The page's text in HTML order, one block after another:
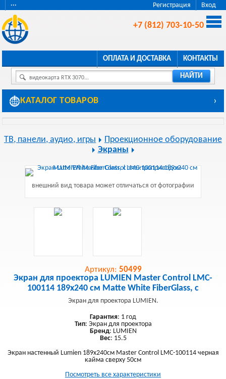
Регистрация Вход
···
+7 (812) 703-10-50
ОПЛАТА И ДОСТАВКА КОНТАКТЫ
видеокарта RTX 3070... НАЙТИ
КАТАЛОГ ТОВАРОВ ›
ТВ, панели, аудио, игры
Проекционное оборудование
Экраны
внешний вид товара может отличаться от фотографии
Артикул: 50499
Экран для проектора LUMIEN Master Control LMC-
100114 189x240 см Matte White FiberGlass, с
Экран для проектора LUMIEN.
Гарантия: 1 год
Тип: Экран для проектора
Бренд: LUMIEN
Вес: 15.5
Экран настенный Lumien 189х240см Master Control LMC-100114 черная
кайма сверху 50см
Посмотреть все характеристики